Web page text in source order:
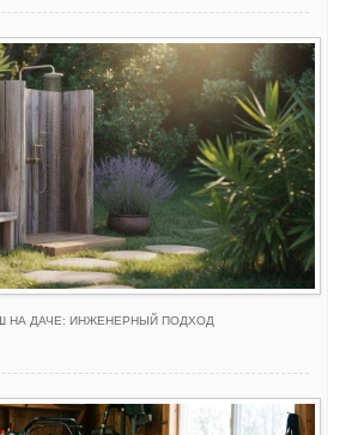
НА ДАЧЕ: ИНЖЕНЕРНЫЙ ПОДХОД